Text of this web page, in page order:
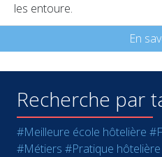
les entoure.
En
Recherche par
#Meilleure école hôtelière
#Métiers #Pratique hôtelière